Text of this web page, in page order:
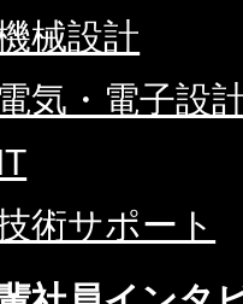
械設計
電気・電子設
技術サポート